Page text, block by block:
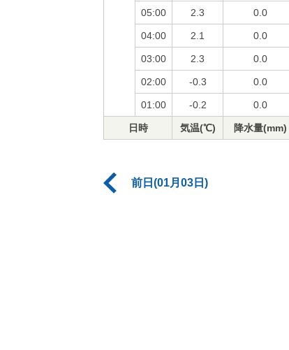
05:00 2.3 0.0
04:00 2.1 0.0
03:00 2.3 0.0
02:00 -0.3 0.0
01:00 -0.2 0.0
日時 気温(℃) 降水量(mm)
前日(01月03日)